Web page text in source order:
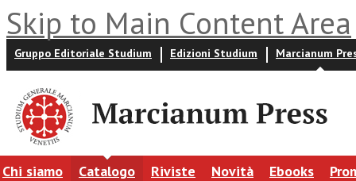
Skip to Main Content Area
Gruppo Editoriale Studium Edizioni Studium Marcianum
Chi siamo Catalogo Riviste Novità Ebooks